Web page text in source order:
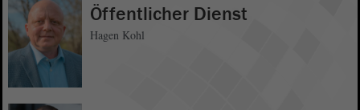
Öffentlicher Dienst
Hagen Kohl